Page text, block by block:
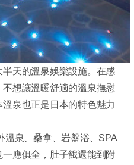
天的溫泉娛樂設施。在感
想讓溫暖舒適的溫泉撫慰
泉也正是日本的特色魅力
溫泉、桑拿、岩盤浴、SPA
應俱全，肚子餓還能到附